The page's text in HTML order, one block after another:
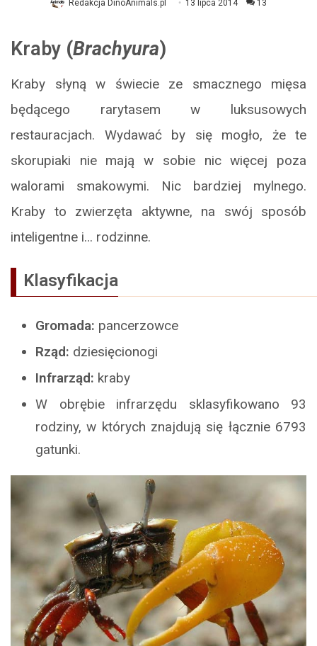
Redakcja DinoAnimals.pl 13 lipca 2014 13
Kraby (Brachyura)
Kraby słyną w świecie ze smacznego mięsa
będącego rarytasem w luksusowych
restauracjach. Wydawać by się mogło, że te
skorupiaki nie mają w sobie nic więcej poza
walorami smakowymi. Nic bardziej mylnego.
Kraby to zwierzęta aktywne, na swój sposób
inteligentne i… rodzinne.
Klasyfikacja
Gromada: pancerzowce
Rząd: dziesięcionogi
Infrarząd: kraby
W obrębie infrarzędu sklasyfikowano 93
rodziny, w których znajdują się łącznie 6793
gatunki.